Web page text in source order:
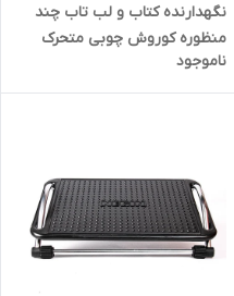
نگهدارنده کتاب و لب تاب چند
منظوره کوروش چوبی متحرک
360 درجه
ناموجود